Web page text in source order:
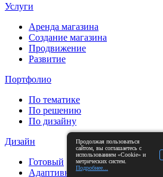
Услуги
Аренда магазина
Создание магазина
Продвижение
Развитие
Портфолио
По тематике
По решению
По дизайну
Дизайн
Готовый
Адаптивный
Продолжая пользоваться
сайтом, вы соглашаетесь с
использованием «Cookie» и
метрических систем.
Подробнее...